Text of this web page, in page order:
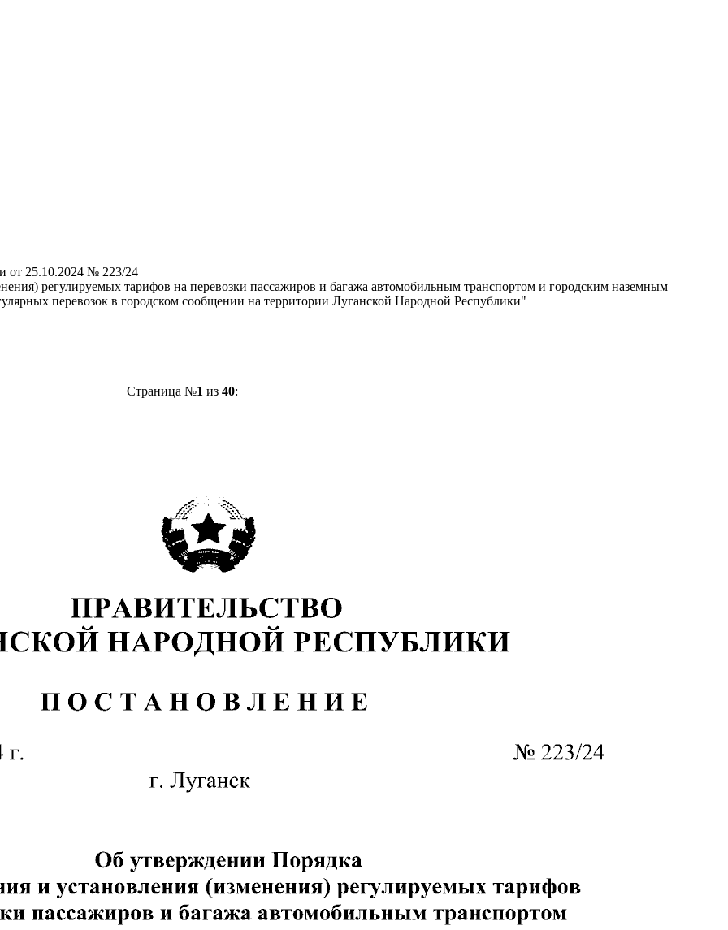
от 25.10.2024 № 223/24
регулируемых тарифов на перевозки пассажиров и багажа автомобильным транспортом и городским наземным
перевозок в городском сообщении на территории Луганской Народной Республики"
Страница №1 из 40: